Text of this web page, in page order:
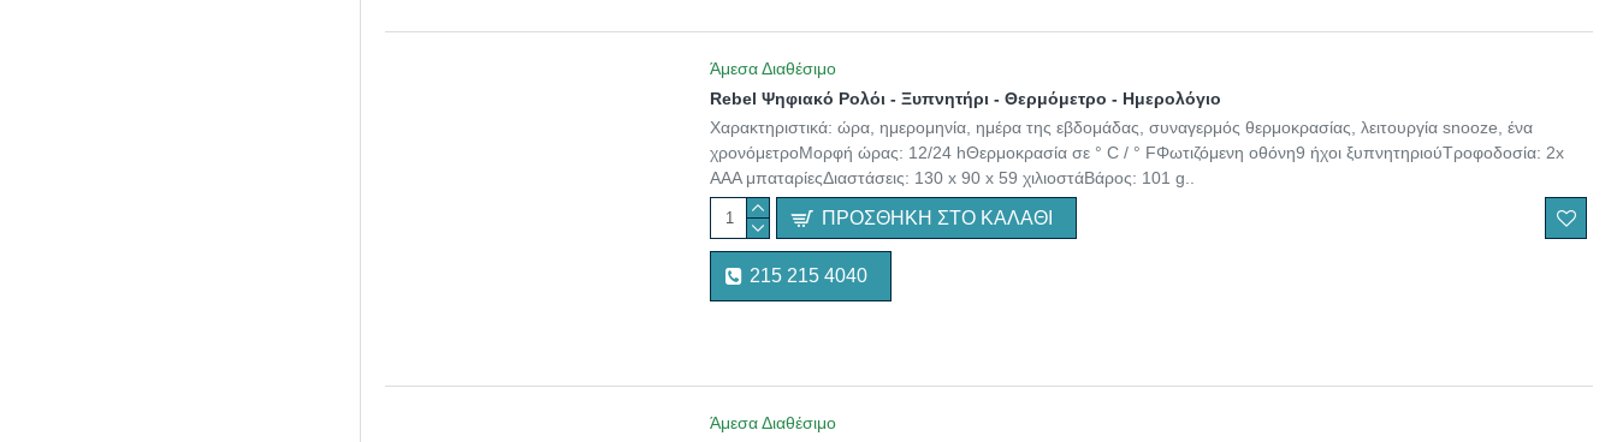
Άμεσα Διαθέσιμο
Rebel Ψηφιακό Ρολόι - Ξυπνητήρι - Θερμόμετρο - Ημερολόγιο
Χαρακτηριστικά: ώρα, ημερομηνία, ημέρα της εβδομάδας, συναγερμός θερμοκρασίας, λειτουργία snooze, ένα
χρονόμετροΜορφή ώρας: 12/24 hΘερμοκρασία σε ° C / ° FΦωτιζόμενη οθόνη9 ήχοι ξυπνητηριούΤροφοδοσία: 2x
AAA μπαταρίεςΔιαστάσεις: 130 x 90 x 59 χιλιοστάΒάρος: 101 g..
ΠΡΟΣΘΉΚΗ ΣΤΟ ΚΑΛΆΘΙ
215 215 4040
Άμεσα Διαθέσιμο